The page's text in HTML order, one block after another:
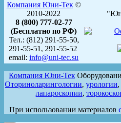
Компания Юни-Тек©
2010-2022
8 (800) 777-02-77
(Бесплатно по РФ)
Тел.: (812) 291-55-50,
291-55-51, 291-55-52
email: info@uni-tec.su
Компания Юни-Тек
Оториноларингологии, урологии,
лапароскопии,
При использовании материалов